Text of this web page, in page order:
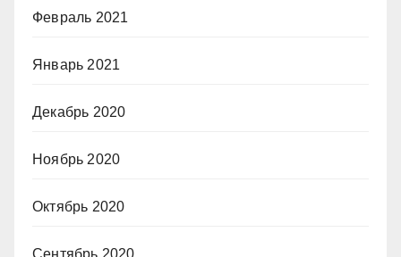
Февраль 2021
Январь 2021
Декабрь 2020
Ноябрь 2020
Октябрь 2020